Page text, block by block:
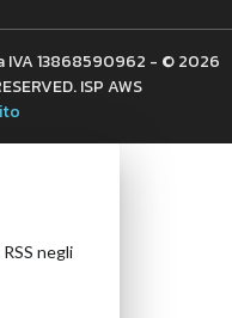
IVA 13868590962 - © 2026
ISP AWS
negli